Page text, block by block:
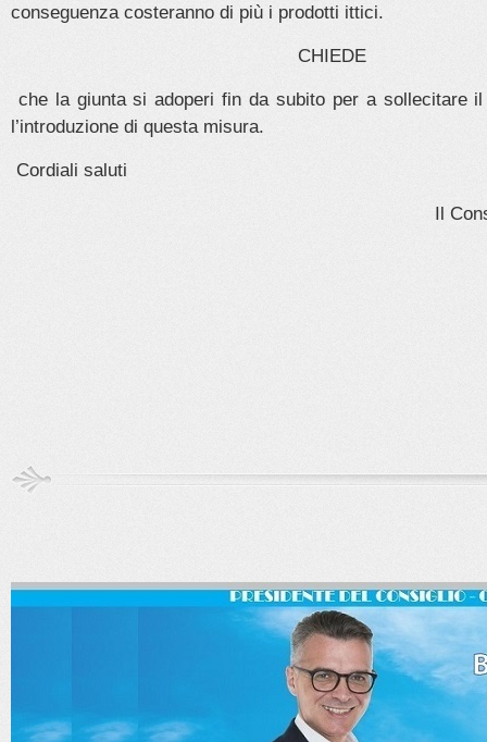
conseguenza costeranno di più i prodotti ittici.
CHIEDE
che la giunta si adoperi fin da subito per a sollecitare
l’introduzione di questa misura.
Cordiali saluti
Il